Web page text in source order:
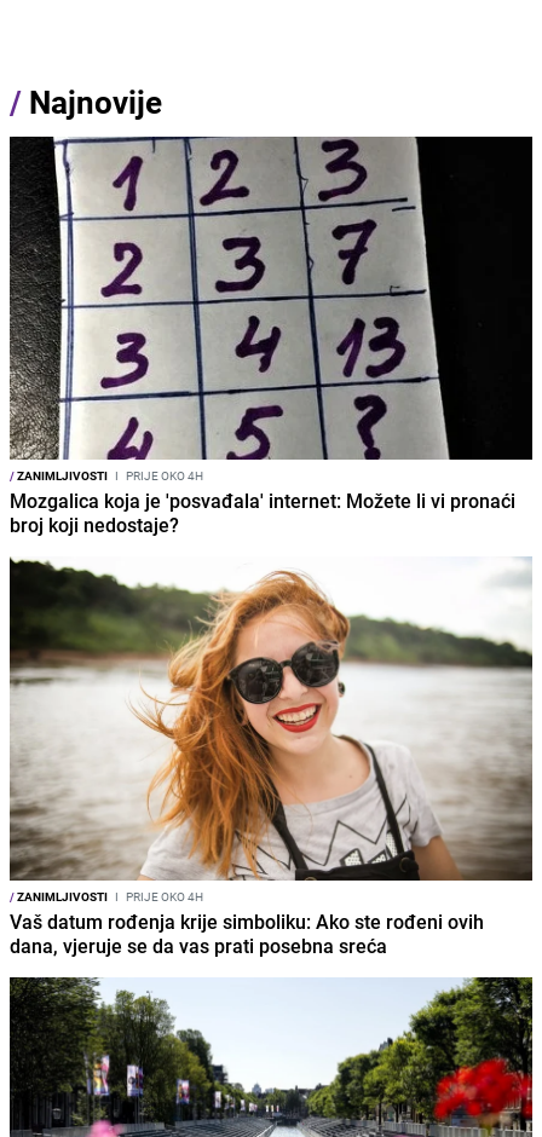
/ Najnovije
/ZANIMLJIVOSTI I PRIJE OKO 4H
Mozgalica koja je 'posvađala' internet: Možete li vi pronaći
broj koji nedostaje?
/ZANIMLJIVOSTI I PRIJE OKO 4H
Vaš datum rođenja krije simboliku: Ako ste rođeni ovih
dana, vjeruje se da vas prati posebna sreća